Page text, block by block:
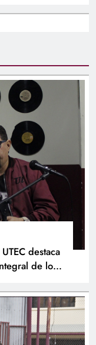
destaca
de los